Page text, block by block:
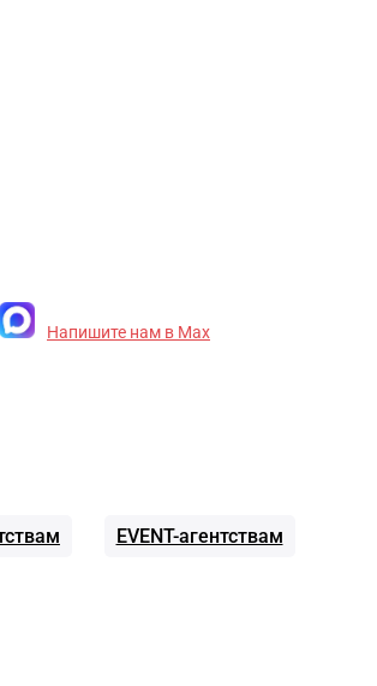
Напишите нам в Max
EVENT-агентствам